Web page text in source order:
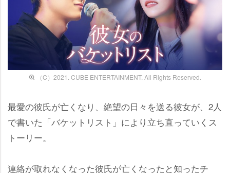
（C）2021. CUBE ENTERTAINMENT. All Rights Reserved.
最愛の彼氏が亡くなり、絶望の日々を送る彼女が、2人
で書いた「バケットリスト」により立ち直っていくス
トーリー。
連絡が取れなくなった彼氏が亡くなったと知ったチ